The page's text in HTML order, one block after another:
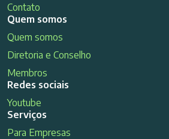
Contato
Quem somos
Quem somos
Diretoria e Conselho
Membros
Redes sociais
Youtube
Serviços
Para Empresas